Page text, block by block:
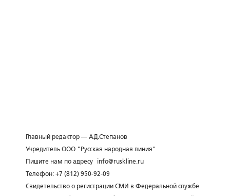
Главный редактор — А.Д.Степанов
Учредитель ООО "Русская народная линия"
Пишите нам по адресу
info@ruskline.ru
Телефон: +7 (812) 950-92-09
Свидетельство о регистрации СМИ в Федеральной службе